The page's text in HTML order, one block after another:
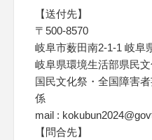
【送付先】
〒500-8570
岐阜市薮田南2-1-1 岐阜
岐阜県環境生活部県民
国民文化祭・全国障害
係
mail :
【問合先】